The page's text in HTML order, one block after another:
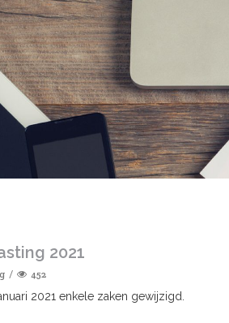
2021
452
2021 enkele zaken gewijzigd.